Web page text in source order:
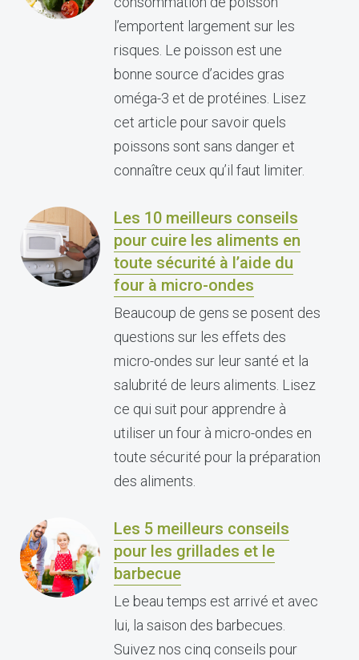
l’emportent largement sur les
risques. Le poisson est une
bonne source d’acides gras
oméga-3 et de protéines. Lisez
cet article pour savoir quels
poissons sont sans danger et
connaître ceux qu’il faut limiter.
Les 10 meilleurs conseils
pour cuire les aliments en
toute sécurité à l’aide du
four à micro-ondes
Beaucoup de gens se posent des
questions sur les effets des
micro-ondes sur leur santé et la
salubrité de leurs aliments. Lisez
ce qui suit pour apprendre à
utiliser un four à micro-ondes en
toute sécurité pour la préparation
des aliments.
Les 5 meilleurs conseils
pour les grillades et le
barbecue
Le beau temps est arrivé et avec
lui, la saison des barbecues.
Suivez nos cinq conseils pour